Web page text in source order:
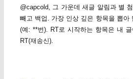
@capcold, 그 가운데 새글 알림과 별
빼고 백업. 가장 인상 깊은 항목을 뽑아
(예: **번). RT로 시작하는 항목은 내
RT(재송신).